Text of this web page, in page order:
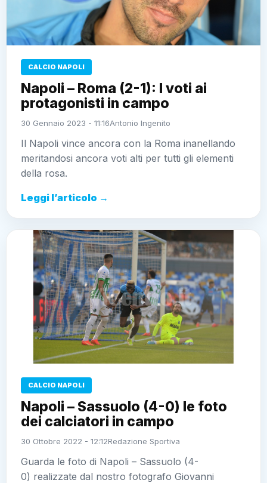
CALCIO NAPOLI
Napoli – Roma (2-1): I voti ai
protagonisti in campo
30 Gennaio 2023 - 11:16Antonio Ingenito
Il Napoli vince ancora con la Roma inanellando
meritandosi ancora voti alti per tutti gli elementi
della rosa.
Leggi l’articolo →
CALCIO NAPOLI
Napoli – Sassuolo (4-0) le foto
dei calciatori in campo
30 Ottobre 2022 - 12:12Redazione Sportiva
Guarda le foto di Napoli – Sassuolo (4-
0) realizzate dal nostro fotografo Giovanni